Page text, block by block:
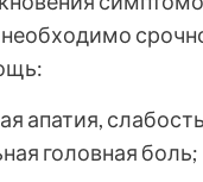
апатия,
головная боль;